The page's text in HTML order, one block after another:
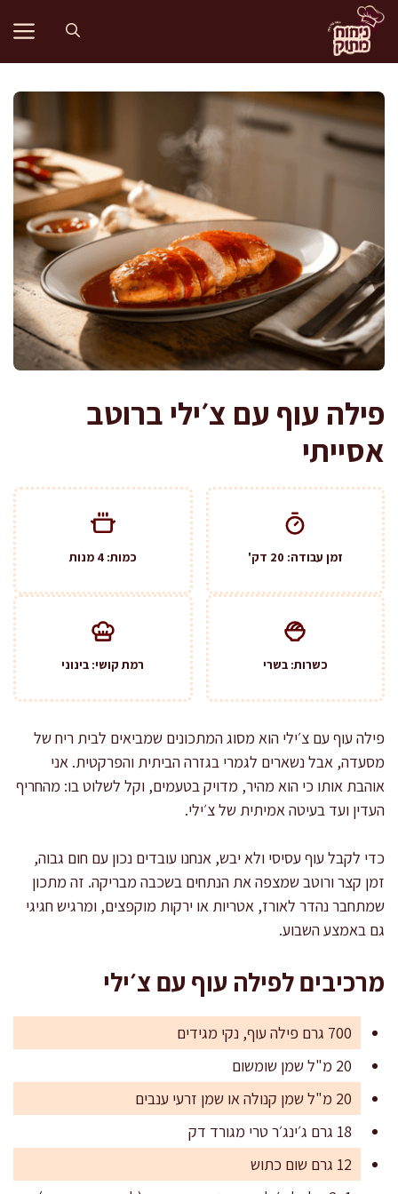
לדלג
לתוכן
פילה עוף עם צ׳ילי ברוטב
אסייתי
זמן עבודה: 20 דק' כמות: 4 מנות
כשרות: בשרי רמת קושי: בינוני
פילה עוף עם צ׳ילי הוא מסוג המתכונים שמביאים לבית ריח של
מסעדה, אבל נשארים לגמרי בגזרה הביתית והפרקטית. אני
אוהבת אותו כי הוא מהיר, מדויק בטעמים, וקל לשלוט בו: מהחריף
העדין ועד בעיטה אמיתית של צ׳ילי.
כדי לקבל עוף עסיסי ולא יבש, אנחנו עובדים נכון עם חום גבוה,
זמן קצר ורוטב שמצפה את הנתחים בשכבה מבריקה. זה מתכון
שמתחבר נהדר לאורז, אטריות או ירקות מוקפצים, ומרגיש חגיגי
גם באמצע השבוע.
מרכיבים לפילה עוף עם צ׳ילי
700 גרם פילה עוף, נקי מגידים
20 מ"ל שמן שומשום
20 מ"ל שמן קנולה או שמן זרעי ענבים
18 גרם ג׳ינג׳ר טרי מגורד דק
12 גרם שום כתוש